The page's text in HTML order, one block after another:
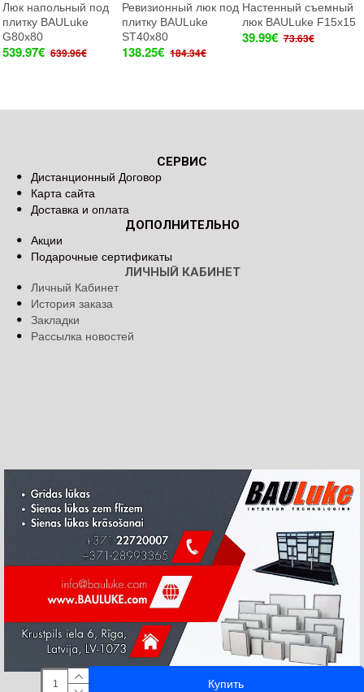
Купить
Люк напольный под
плитку BAULuke
G80x80
539.97€ 639.96€
Ревизионный люк под
плитку BAULuke
ST40x80
138.25€ 184.34€
Настенный съемный
люк BAULuke F15x15
39.99€ 73.63€
СЕРВИС
Дистанционный Договор
Карта сайта
Доставка и оплата
ДОПОЛНИТЕЛЬНО
Акции
Подарочные сертификаты
ЛИЧНЫЙ КАБИНЕТ
Личный Кабинет
История заказа
Закладки
Рассылка новостей